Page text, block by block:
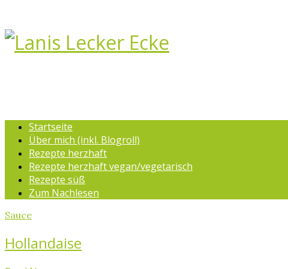
Startseite
Über mich (inkl. Blogroll)
Rezepte herzhaft
Rezepte herzhaft vegan/vegetarisch
Rezepte süß
Zum Nachlesen
Sauce
Hollandaise